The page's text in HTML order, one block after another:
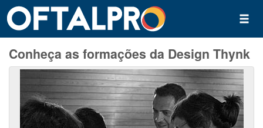
Conheça as formações da Design Thynk